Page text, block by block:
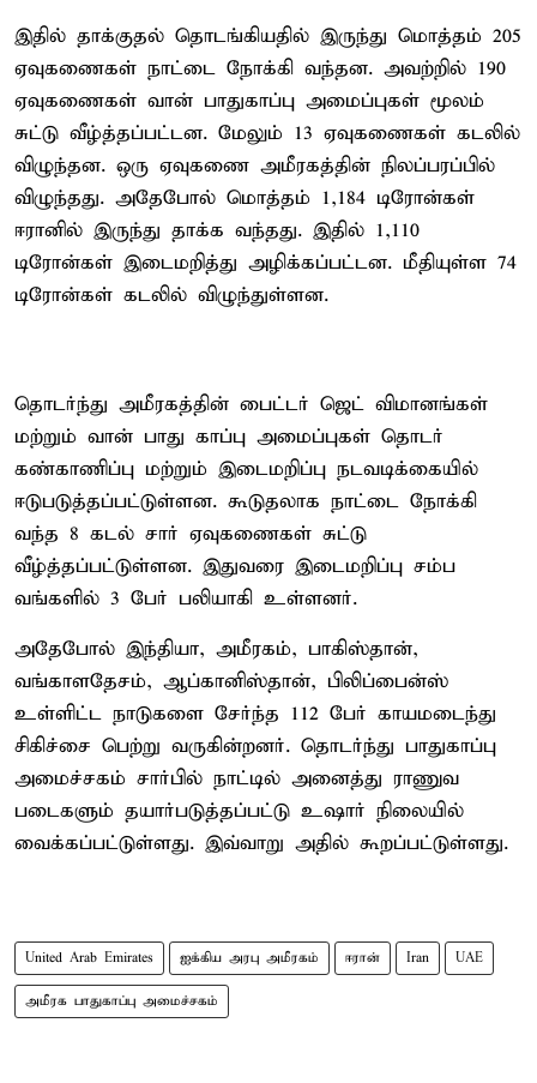
இதில் தாக்குதல் தொடங்கியதில் இருந்து மொத்தம் 205
ஏவுகணைகள் நாட்டை நோக்கி வந்தன. அவற்றில் 190
ஏவுகணைகள் வான் பாதுகாப்பு அமைப்புகள் மூலம்
சுட்டு வீழ்த்தப்பட்டன. மேலும் 13 ஏவுகணைகள் கடலில்
விழுந்தன. ஒரு ஏவுகணை அமீரகத்தின் நிலப்பரப்பில்
விழுந்தது. அதேபோல் மொத்தம் 1,184 டிரோன்கள்
ஈரானில் இருந்து தாக்க வந்தது. இதில் 1,110
டிரோன்கள் இடைமறித்து அழிக்கப்பட்டன. மீதியுள்ள 74
டிரோன்கள் கடலில் விழுந்துள்ளன.
தொடர்ந்து அமீரகத்தின் பைட்டர் ஜெட் விமானங்கள்
மற்றும் வான் பாது காப்பு அமைப்புகள் தொடர்
கண்காணிப்பு மற்றும் இடைமறிப்பு நடவடிக்கையில்
ஈடுபடுத்தப்பட்டுள்ளன. கூடுதலாக நாட்டை நோக்கி
வந்த 8 கடல் சார் ஏவுகணைகள் சுட்டு
வீழ்த்தப்பட்டுள்ளன. இதுவரை இடைமறிப்பு சம்ப
வங்களில் 3 பேர் பலியாகி உள்ளனர்.
அதேபோல் இந்தியா, அமீரகம், பாகிஸ்தான்,
வங்காளதேசம், ஆப்கானிஸ்தான், பிலிப்பைன்ஸ்
உள்ளிட்ட நாடுகளை சேர்ந்த 112 பேர் காயமடைந்து
சிகிச்சை பெற்று வருகின்றனர். தொடர்ந்து பாதுகாப்பு
அமைச்சகம் சார்பில் நாட்டில் அனைத்து ராணுவ
படைகளும் தயார்படுத்தப்பட்டு உஷார் நிலையில்
வைக்கப்பட்டுள்ளது. இவ்வாறு அதில் கூறப்பட்டுள்ளது.
United Arab Emirates ஐக்கிய அரபு அமீரகம் ஈரான் Iran UAE
அமீரக பாதுகாப்பு அமைச்சகம்